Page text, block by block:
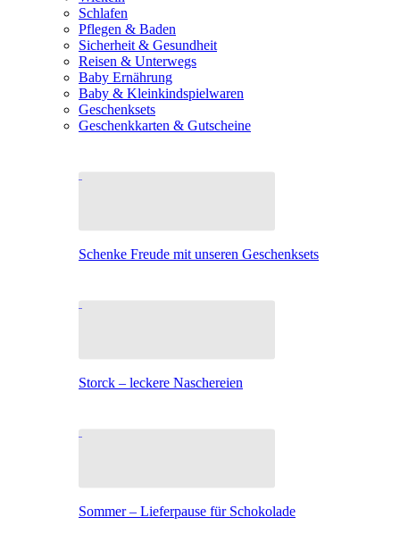
Schlafen
Pflegen & Baden
Sicherheit & Gesundheit
Reisen & Unterwegs
Baby Ernährung
Baby & Kleinkindspielwaren
Geschenksets
Geschenkkarten & Gutscheine
Schenke Freude mit unseren Geschenksets
Storck – leckere Naschereien
Sommer – Lieferpause für Schokolade